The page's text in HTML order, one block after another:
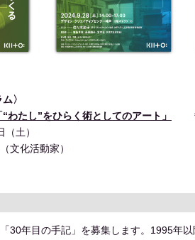
〉
わたし”をひらく術としてのアート」 ＊
（土）
文化活動家）
30年目の手記」を募集します。1995年